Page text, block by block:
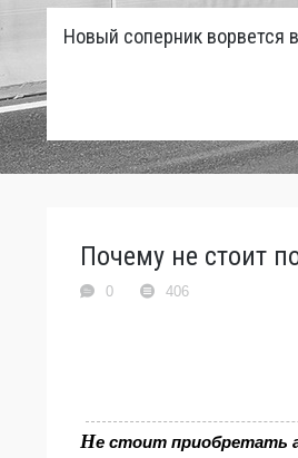
Почему не стоит
0 406
Не стоит приобретать